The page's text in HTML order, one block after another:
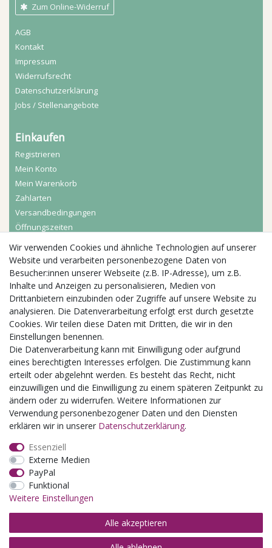
Zum Online-Widerruf
AGB
Kontakt
Impressum
Widerrufs­recht
Daten­schutz­erklärung
Jobs / Stellenangebote
Einkaufen
Registrieren
Mein Konto
Mein Warenkorb
Zahlarten
Versandbedingungen
Öffnungszeiten
Aktuelles
Busgruppen
Kindergeburtstage
Kindergartenausflug
Schulklassenausflug
Zwillingsrabatt
Wir verwenden Cookies und ähnliche Technologien auf unserer
Website und verarbeiten personenbezogene Daten von
Besucher:innen unserer Webseite (z.B. IP-Adresse), um z.B.
Inhalte und Anzeigen zu personalisieren, Medien von
Drittanbietern einzubinden oder Zugriffe auf unsere Website zu
analysieren. Die Datenverarbeitung erfolgt erst durch gesetzte
Cookies. Wir teilen diese Daten mit Dritten, die wir in den
Einstellungen benennen.
Die Datenverarbeitung kann mit Einwilligung oder aufgrund
eines berechtigten Interesses erfolgen. Die Zustimmung kann
erteilt oder abgelehnt werden. Es besteht das Recht, nicht
einzuwilligen und die Einwilligung zu einem späteren Zeitpunkt zu
ändern oder zu widerrufen. Weitere Informationen zur
Verwendung personenbezogener Daten und den Diensten
erklären wir in unserer Daten­schutz­erklärung.
Essenziell
Externe Medien
PayPal
Funktional
Weitere Einstellungen
Alle akzeptieren